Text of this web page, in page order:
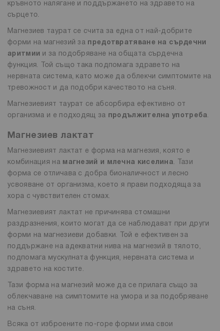
кръвното налягане и поддържането на здравето на
сърцето.
Магнезиев таурат се счита за една от най-добрите
форми на магнезий за предотвратяване на сърдечни
аритмии
и за подобряване на общата сърдечна
функция. Той също така подпомага здравето на
нервната система, като може да облекчи симптомите на
тревожност и да подобри качеството на съня.
Магнезиевият таурат се абсорбира ефективно от
организма и е подходящ за
продължителна употреба.
Магнезиев лактат
Магнезиевият лактат е форма на магнезия, която е
комбинация на магнезий и млечна киселина. Тази
форма се отличава с добра бионаличност и лесно
усвояване от организма, което я прави подходяща за
хора с чувствителен стомах.
Магнезиевият лактат не причинява стомашни
раздразнения, които могат да се наблюдават при други
форми на магнезиеви добавки. Той е ефективен за
поддържане на адекватни нива на магнезий в тялото,
подпомага мускулната функция, нервната система и
здравето на костите.
Тази форма на магнезий може да се прилага също за
облекчаване на симптомите на умора и за подобряване
на съня.
Всяка от изброените по-горе форми има свои